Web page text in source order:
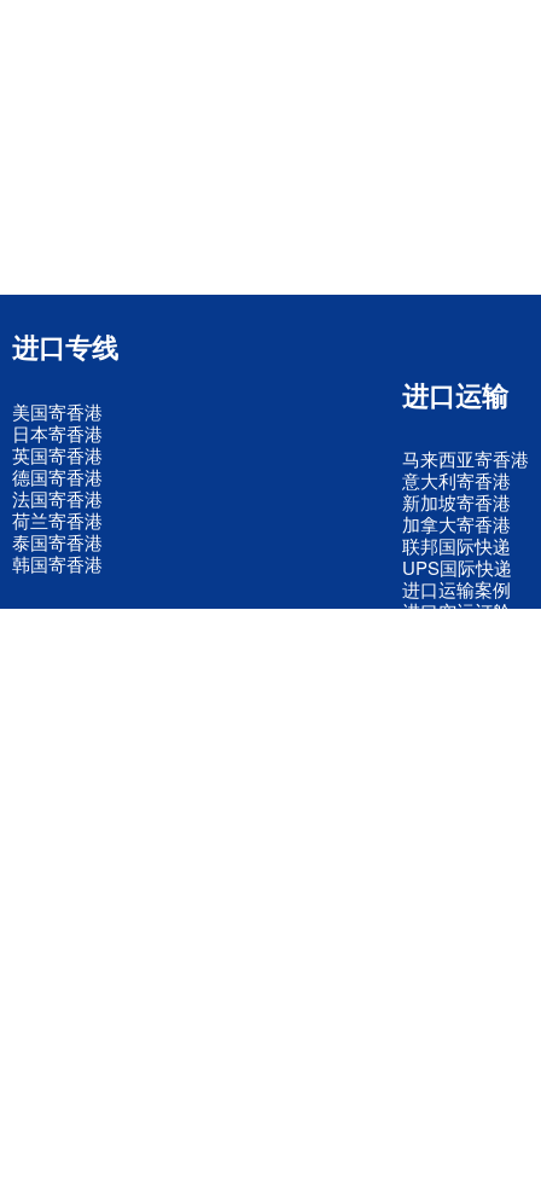
进口专线
美国寄香港
日本寄香港
英国寄香港
德国寄香港
法国寄香港
荷兰寄香港
泰国寄香港
韩国寄香港
进口运输
马来西亚寄香港
意大利寄香港
新加坡寄香港
加拿大寄香港
联邦国际快递
UPS国际快递
进口运输案例
进口空运订舱